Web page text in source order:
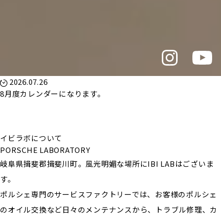
2026.07.26
8月度カレンダーになります。
イビラボについて
PORSCHE LABORATORY
岐阜県揖斐郡揖斐川町。風光明媚な場所にIBI LABはございま
す。
ポルシェ専門のサービスファクトリーでは、お客様のポルシェ
のオイル交換など日々のメンテナンスから、トラブル修理、カ